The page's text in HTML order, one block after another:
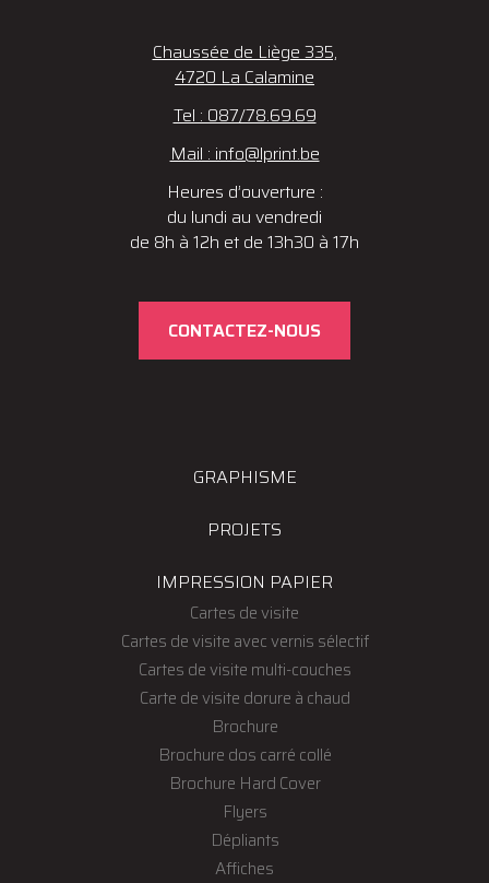
Chaussée de Liège 335,
4720 La Calamine
Tel : 087/78.69.69
Mail : info@lprint.be
Heures d’ouverture :
du lundi au vendredi
de 8h à 12h et de 13h30 à 17h
CONTACTEZ-NOUS
GRAPHISME
PROJETS
IMPRESSION PAPIER
Cartes de visite
Cartes de visite avec vernis sélectif
Cartes de visite multi-couches
Carte de visite dorure à chaud
Brochure
Brochure dos carré collé
Brochure Hard Cover
Flyers
Dépliants
Affiches